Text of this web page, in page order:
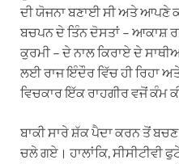
ਦੀ ਯੋਜਨਾ ਬਣਾਈ ਸੀ ਅਤੇ ਆਪਣੇ
ਬਚਪਨ ਦੇ ਤਿੰਨ ਦੋਸਤਾਂ – ਆਕਾਸ਼
ਕੁਰਮੀ – ਦੇ ਨਾਲ ਕਿਰਾਏ ਦੇ
ਲਈ ਰਾਜ ਇੰਦੌਰ ਵਿੱਚ ਹੀ ਰਿਹਾ
ਵਿਚਕਾਰ ਇੱਕ ਰਾਹਗੀਰ ਵਜੋਂ ਕੰਮ
ਬਾਕੀ ਸਾਰੇ ਸ਼ੱਕ ਪੈਦਾ ਕਰਨ ਤੋਂ
ਚਲੇ ਗਏ। ਹਾਲਾਂਕਿ, ਸੀਸੀਟੀਵੀ